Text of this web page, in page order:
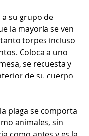
su grupo de
la mayoría se ven
torpes incluso
Coloca a uno
se recuesta y
de su cuerpo
plaga se comporta
animales, sin